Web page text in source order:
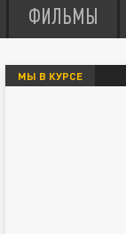
ФИЛЬМЫ
МЫ В КУРСЕ